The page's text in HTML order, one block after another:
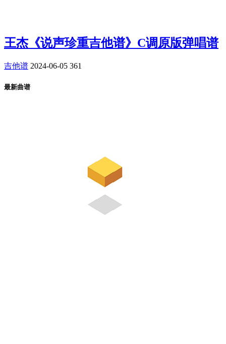
王杰《说声珍重吉他谱》C调原版弹唱谱
吉他谱 2024-06-05 361
最新曲谱